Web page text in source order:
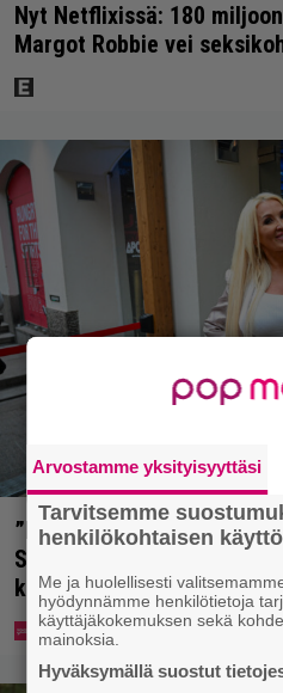
Nyt Netflixissä: 180
Margot Robbie vei
”Mitä isompi vehje, sen
Susanna Penttilä suuntasi
keskustaan
Arvostamme yksityisyyttäsi
Tarvitsemme
henkilökohtaisen
Me ja huolellisesti
hyödynnämme henkilötietoja
käyttäjäkokemuksen sekä
mainoksia.
Hyväksymällä suostut